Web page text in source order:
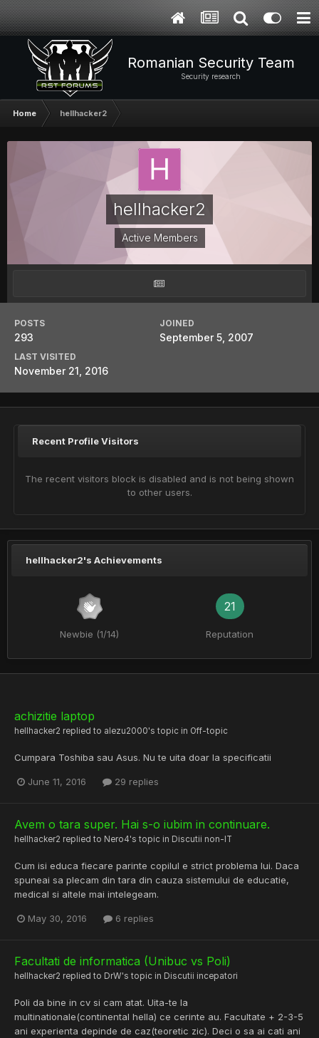
Romanian Security Team
Security research
Home hellhacker2
hellhacker2
Active Members
POSTS
293
JOINED
September 5, 2007
LAST VISITED
November 21, 2016
Recent Profile Visitors
The recent visitors block is disabled and is not being shown
to other users.
hellhacker2's Achievements
Newbie (1/14)
21
Reputation
achizitie laptop
hellhacker2 replied to alezu2000's topic in Off-topic
Cumpara Toshiba sau Asus. Nu te uita doar la specificatii
June 11, 2016 29 replies
Avem o tara super. Hai s-o iubim in continuare.
hellhacker2 replied to Nero4's topic in Discutii non-IT
Cum isi educa fiecare parinte copilul e strict problema lui. Daca
spuneai sa plecam din tara din cauza sistemului de educatie,
medical si altele mai intelegeam.
May 30, 2016 6 replies
Facultati de informatica (Unibuc vs Poli)
hellhacker2 replied to DrW's topic in Discutii incepatori
Poli da bine in cv si cam atat. Uita-te la
multinationale(continental hella) ce cerinte au. Facultate + 2-3-5
ani experienta depinde de caz(teoretic zic). Deci o sa ai cati ani